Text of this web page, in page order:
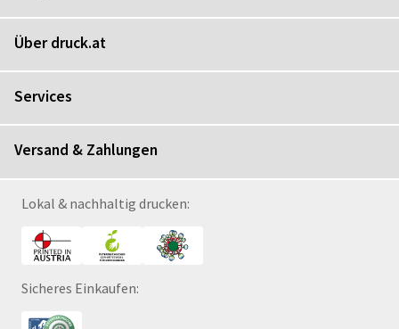
Über druck.at
Services
Versand & Zahlungen
Lokal & nachhaltig drucken:
Sicheres Einkaufen: